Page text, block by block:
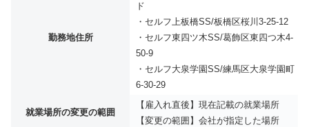
勤務地住所
ド
・セルフ上板橋SS/板橋区桜川3-25-12
・セルフ東四ツ木SS/葛飾区東四つ木4-
50-9
・セルフ大泉学園SS/練馬区大泉学園町
6-30-29
就業場所の変更の範囲
【雇入れ直後】現在記載の就業場所
【変更の範囲】会社が指定した場所